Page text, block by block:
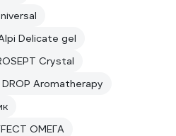
Delicate gel
Crystal
Aromatherapy
ОМЕГА